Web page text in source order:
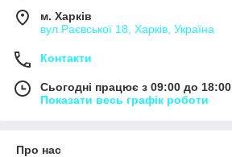
м. Харків
вул.Раєвської 18, Харків, Україна
Контакти
Сьогодні працює з 09:00 до 18:00
Показати весь графік роботи
Про нас